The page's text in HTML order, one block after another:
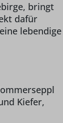
bringt
dafür
lebendige
Kiefer,